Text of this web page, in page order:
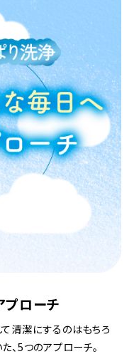
プローチ
清潔にするのはもちろ
、5つのアプローチ。